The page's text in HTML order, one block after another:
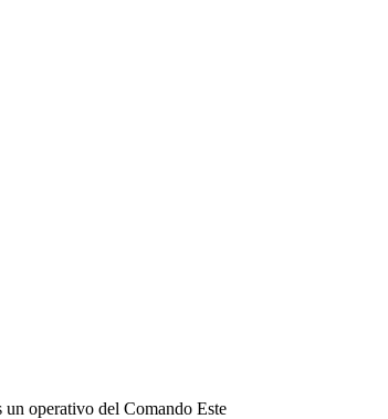
un operativo del Comando Este